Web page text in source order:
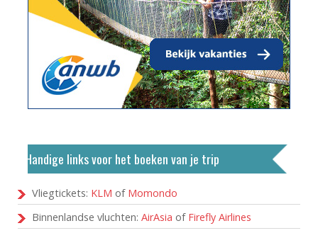
Handige links voor het boeken van je trip
Vliegtickets: KLM of Momondo
Binnenlandse vluchten: AirAsia of Firefly Airlines